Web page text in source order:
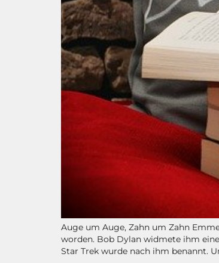
Auge um Auge, Zahn um Zahn
worden. Bob Dylan widmete ihm
Star Trek wurde nach ihm benannt.